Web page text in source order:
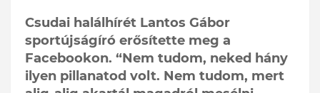
Csudai halálhírét Lantos Gábor
sportújságíró erősítette meg a
Facebookon. “Nem tudom, neked hány
ilyen pillanatod volt. Nem tudom, mert